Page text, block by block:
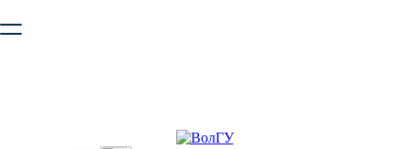
безопасную работу с сайтом. Пожалуйста